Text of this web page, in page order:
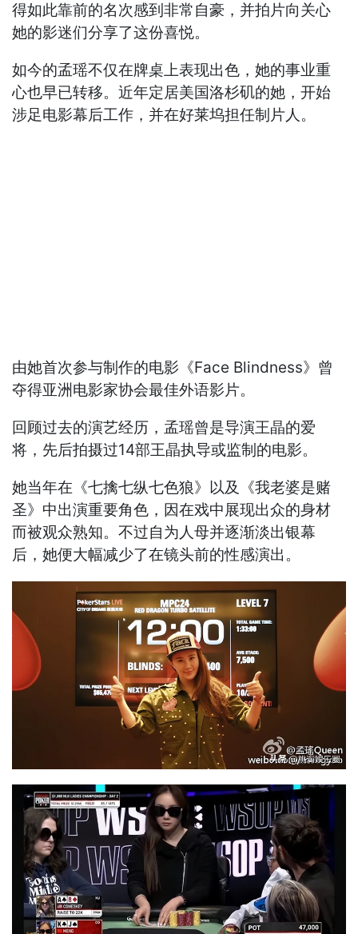
得如此靠前的名次感到非常自豪，并拍片向关心
她的影迷们分享了这份喜悦。
如今的孟瑶不仅在牌桌上表现出色，她的事业重
心也早已转移。近年定居美国洛杉矶的她，开始
涉足电影幕后工作，并在好莱坞担任制片人。
由她首次参与制作的电影《Face Blindness》曾
夺得亚洲电影家协会最佳外语影片。
回顾过去的演艺经历，孟瑶曾是导演王晶的爱
将，先后拍摄过14部王晶执导或监制的电影。
她当年在《七擒七纵七色狼》以及《我老婆是赌
圣》中出演重要角色，因在戏中展现出众的身材
而被观众熟知。不过自为人母并逐渐淡出银幕
后，她便大幅减少了在镜头前的性感演出。